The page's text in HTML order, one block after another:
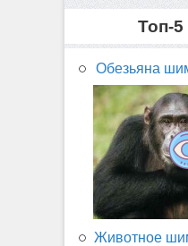
Топ-
Обезьяна
Животное